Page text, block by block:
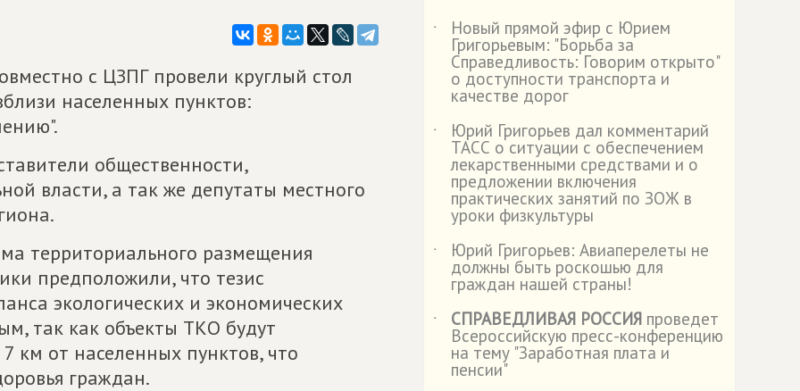
с ЦЗПГ провели круглый стол
населенных пунктов:
общественности,
власти, а так же депутаты местного
территориального размещения
предположили, что тезис
экологических и экономических
так как объекты ТКО будут
км от населенных пунктов, что
граждан.
˙ Новый прямой эфир с Юрием
Григорьевым: "Борьба за
Справедливость: Говорим открыто"
о доступности транспорта и
качестве дорог
˙
Юрий Григорьев дал комментарий
ТАСС о ситуации с обеспечением
лекарственными средствами и о
предложении включения
практических занятий по ЗОЖ в
уроки физкультуры
˙
Юрий Григорьев: Авиаперелеты не
должны быть роскошью для
граждан нашей страны!
˙
СПРАВЕДЛИВАЯ РОССИЯ проведет
Всероссийскую пресс-конференцию
на тему "Заработная плата и
пенсии"